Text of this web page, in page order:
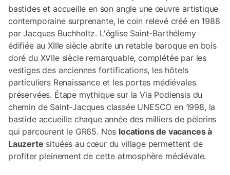
bastides et accueille en son angle une œuvre artistique
contemporaine surprenante, le coin relevé créé en 1988
par Jacques Buchholtz. L'église Saint-Barthélemy
édifiée au XIIIe siècle abrite un retable baroque en bois
doré du XVIIe siècle remarquable, complétée par les
vestiges des anciennes fortifications, les hôtels
particuliers Renaissance et les portes médiévales
préservées. Étape mythique sur la Via Podiensis du
chemin de Saint-Jacques classée UNESCO en 1998, la
bastide accueille chaque année des milliers de pèlerins
qui parcourent le GR65. Nos locations de vacances à
Lauzerte situées au cœur du village permettent de
profiter pleinement de cette atmosphère médiévale.